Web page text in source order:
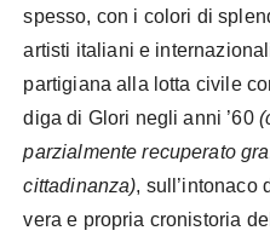
spesso, con i colori di
artisti italiani e
partigiana alla lotta civile
diga di Glori negli anni ’60
parzialmente recuperato
cittadinanza), sull’intonaco
vera e propria cronistoria